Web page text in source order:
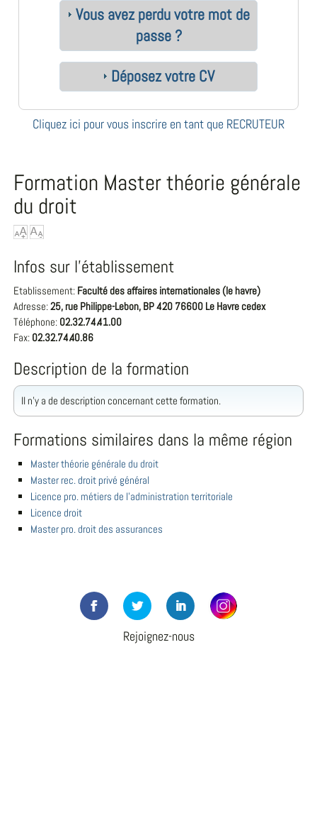
Vous avez perdu votre mot de
passe ?
Déposez votre CV
Cliquez ici pour vous inscrire en tant que RECRUTEUR
Formation Master théorie générale
du droit
Infos sur l'établissement
Etablissement: Faculté des affaires internationales (le havre)
Adresse:25, rue Philippe-Lebon, BP 420 76600 Le Havre cedex
Téléphone: 02.32.74.41.00
Fax: 02.32.74.40.86
Description de la formation
Il n'y a de description concernant cette formation.
Formations similaires dans la même région
Master théorie générale du droit
Master rec. droit privé général
Licence pro. métiers de l'administration territoriale
Licence droit
Master pro. droit des assurances
Rejoignez-nous